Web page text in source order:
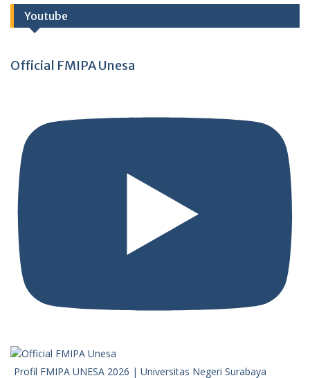
Youtube
Official FMIPA Unesa
Profil FMIPA UNESA 2026 | Universitas Negeri Surabaya